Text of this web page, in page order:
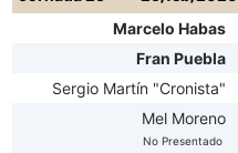
Marcelo Habas
Fran Puebla
Sergio Martín "Cronista"
Mel Moreno
No Presentado